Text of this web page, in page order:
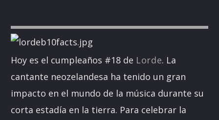
Hoy es el cumpleaños #18 de Lorde. La
cantante neozelandesa ha tenido un gran
impacto en el mundo de la música durante su
corta estadía en la tierra. Para celebrar la